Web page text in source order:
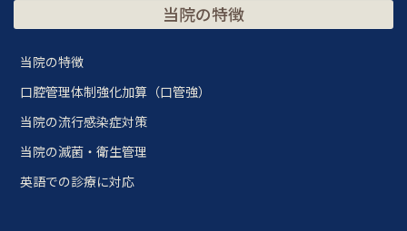
当院の特徴
当院の特徴
口腔管理体制強化加算（口管強）
当院の流行感染症対策
当院の滅菌・衛生管理
英語での診療に対応